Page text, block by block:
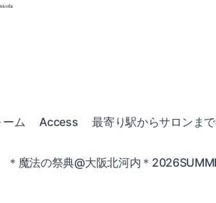
ム Access 最寄り駅からサロンま
＊魔法の祭典@大阪北河内＊